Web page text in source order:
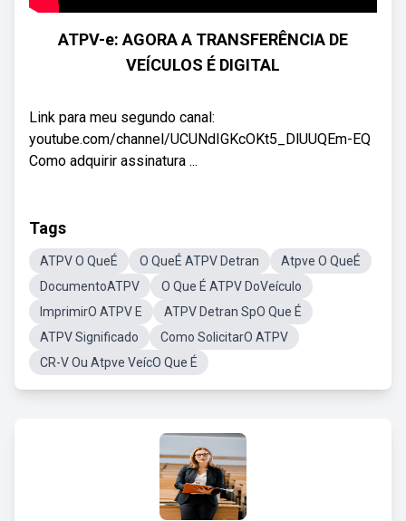
ATPV-e: AGORA A TRANSFERÊNCIA DE
VEÍCULOS É DIGITAL
Link para meu segundo canal:
youtube.com/channel/UCUNdIGKcOKt5_DlUUQEm-EQ
Como adquirir assinatura ...
Tags
ATPV O QueÉ O QueÉ ATPV Detran
Atpve O QueÉ
DocumentoATPV
O Que É ATPV DoVeículo
ImprimirO ATPV E
ATPV Detran SpO Que É
ATPV Significado
Como SolicitarO ATPV
CR-V Ou Atpve VeícO Que É